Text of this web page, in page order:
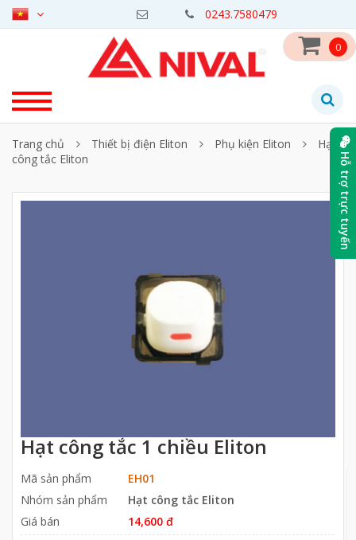
0243.7580479
0
Trang chủ Thiết bị điện Eliton Phụ kiện Eliton
Hạt
công tắc Eliton
Hạt công tắc 1 chiều Eliton
Mã sản phẩm
EH01
Nhóm sản phẩm
Hạt công tắc Eliton
Giá bán
14,600 đ
Hỗ trợ trực tuyến